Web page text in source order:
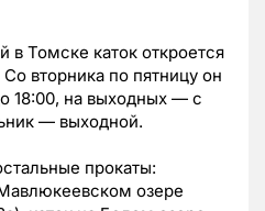
в Томске каток откроется
вторника по пятницу он
18:00, на выходных — с
— выходной.
прокаты:
озере